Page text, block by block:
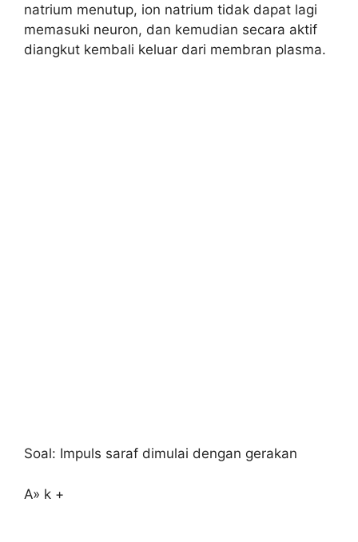
natrium menutup, ion natrium tidak dapat lagi
memasuki neuron, dan kemudian secara aktif
diangkut kembali keluar dari membran plasma.
Soal: Impuls saraf dimulai dengan gerakan
A» k +